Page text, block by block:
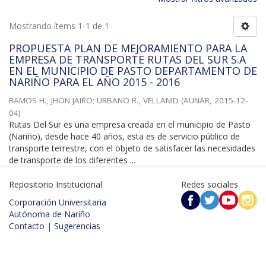
Mostrando ítems 1-1 de 1
PROPUESTA PLAN DE MEJORAMIENTO PARA LA
EMPRESA DE TRANSPORTE RUTAS DEL SUR S.A
EN EL MUNICIPIO DE PASTO DEPARTAMENTO DE
NARIÑO PARA EL AÑO 2015 - 2016
RAMOS H., JHON JAIRO; URBANO R., VELLANID (AUNAR, 2015-12-
04)
Rutas Del Sur es una empresa creada en el municipio de Pasto
(Nariño), desde hace 40 años, esta es de servicio público de
transporte terrestre, con el objeto de satisfacer las necesidades
de transporte de los diferentes ...
Repositorio Institucional
Corporación Universitaria
Autónoma de Nariño
Contacto | Sugerencias
Redes sociales